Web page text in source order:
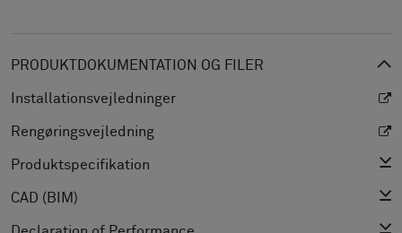
PRODUKTDOKUMENTATION OG FILER
Installationsvejledninger
Rengøringsvejledning
Produktspecifikation
CAD (BIM)